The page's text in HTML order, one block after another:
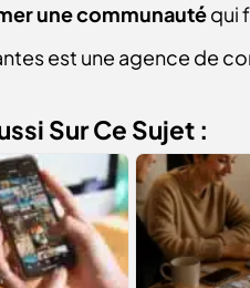
une communautéqui
est une agence de
Sur Ce Sujet :